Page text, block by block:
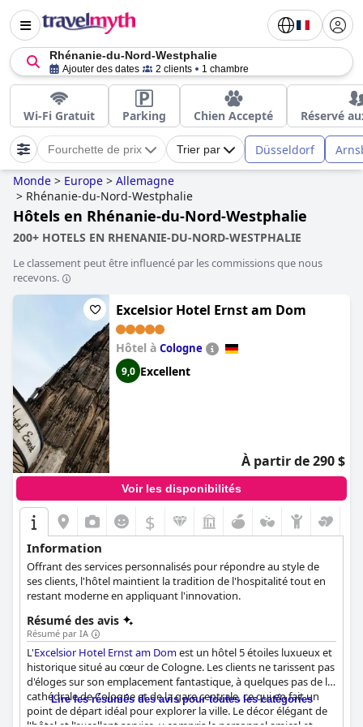
Rhénanie-du-Nord-Westphalie
Ajouter des dates 2 clients 1 chambre
Wi-Fi Gratuit Parking Chien Accepté Réservé
Fourchette de prix Trier par Düsseldorf
Monde > Europe > Allemagne
> Rhénanie-du-Nord-Westphalie
Hôtels en Rhénanie-du-Nord-Westphalie
200+ HOTELS EN RHENANIE-DU-NORD-WESTPHALIE
Le classement peut être influencé par les commissions que nous
recevons.
Excelsior Hotel Ernst am Dom
Hôtel à Cologne
9,0 Excellent
À partir de 290 $
Voir les disponibilités
$
Information
Offrant des services personnalisés pour répondre au style de
ses clients, l'hôtel maintient la tradition de l'hospitalité tout en
restant moderne en appliquant l'innovation.
Résumé des avis
Résumé par IA
L'Excelsior Hotel Ernst am Domest un hôtel 5 étoiles luxueux et
historique situé au cœur de Cologne. Les clients ne tarissent pas
d'éloges sur son emplacement fantastique, à quelques pas de la
cathédrale de Cologne et de la gare centrale, ce qui en fait un
point de départ idéal pour explorer la ville. Le décor élégant de
Lire les résumés des avis pour toutes les catégories